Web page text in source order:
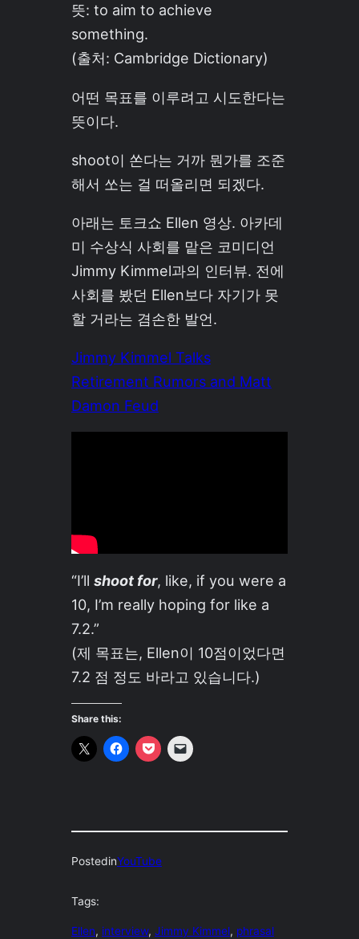
뜻: to aim to achieve
something.
(출처: Cambridge Dictionary)
어떤 목표를 이루려고 시도한다는
뜻이다.
shoot이 쏜다는 거까 뭔가를 조준
해서 쏘는 걸 떠올리면 되겠다.
아래는 토크쇼 Ellen 영상. 아카데
미 수상식 사회를 맡은 코미디언
Jimmy Kimmel과의 인터뷰. 전에
사회를 봤던 Ellen보다 자기가 못
할 거라는 겸손한 발언.
Jimmy Kimmel Talks
Retirement Rumors and Matt
Damon Feud
“I’ll shoot for, like, if you were a
10, I’m really hoping for like a
7.2.”
(제 목표는, Ellen이 10점이었다면
7.2 점 정도 바라고 있습니다.)
Share this:
PostedinYouTube
Tags:
Ellen, interview, Jimmy Kimmel, phrasal